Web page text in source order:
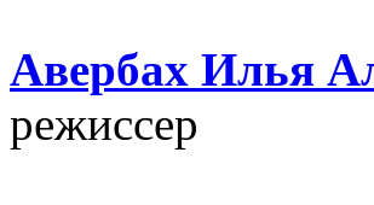
Авербах Илья
режисcер